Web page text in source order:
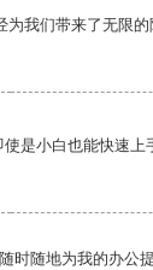
我们带来了无限的
是小白也能快速上
时随地为我的办公